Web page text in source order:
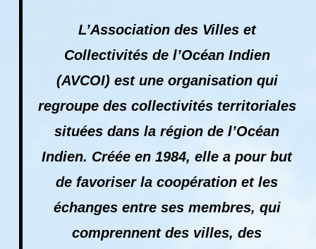
L’Association des Villes et
Collectivités de l’Océan Indien
(AVCOI) est une organisation qui
regroupe des collectivités territoriales
situées dans la région de l’Océan
Indien. Créée en 1984, elle a pour but
de favoriser la coopération et les
échanges entre ses membres, qui
comprennent des villes, des